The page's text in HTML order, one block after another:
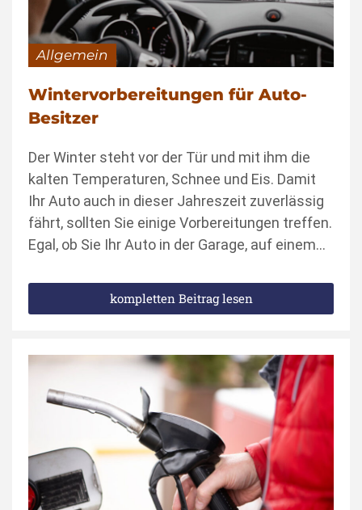
Allgemein
Wintervorbereitungen für Auto-
Besitzer
Der Winter steht vor der Tür und mit ihm die
kalten Temperaturen, Schnee und Eis. Damit
Ihr Auto auch in dieser Jahreszeit zuverlässig
fährt, sollten Sie einige Vorbereitungen treffen.
Egal, ob Sie Ihr Auto in der Garage, auf einem…
kompletten Beitrag lesen